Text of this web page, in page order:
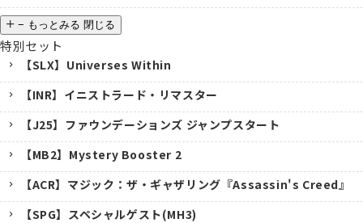
− もっとみる 閉じる
特別セット
【SLX】Universes Within
【INR】イニストラード・リマスター
【J25】ファウンデーションズ ジャンプスタート
【MB2】Mystery Booster 2
【ACR】マジック：ザ・ギャザリング『Assassin's Creed』
【SPG】スペシャルゲスト(MH3)